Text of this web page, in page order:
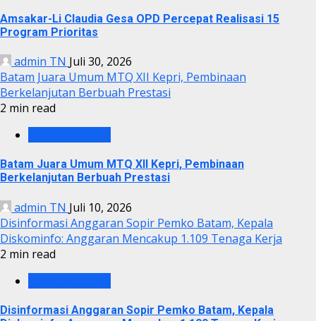
Amsakar-Li Claudia Gesa OPD Percepat Realisasi 15
Program Prioritas
admin TN Juli 30, 2026
Batam Juara Umum MTQ XII Kepri, Pembinaan
Berkelanjutan Berbuah Prestasi
2 min read
Batam Juara Umum MTQ XII Kepri, Pembinaan
Berkelanjutan Berbuah Prestasi
admin TN Juli 10, 2026
Disinformasi Anggaran Sopir Pemko Batam, Kepala
Diskominfo: Anggaran Mencakup 1.109 Tenaga Kerja
2 min read
Disinformasi Anggaran Sopir Pemko Batam, Kepala